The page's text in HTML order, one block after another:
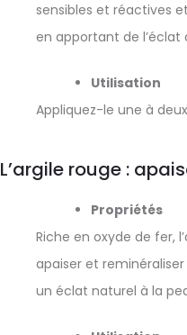
sensibles et réactives
en apportant de
Utilisation
Appliquez-le une à
L’argile rouge :
Propriétés
Riche en oxyde de fer,
apaiser et
un éclat naturel à la